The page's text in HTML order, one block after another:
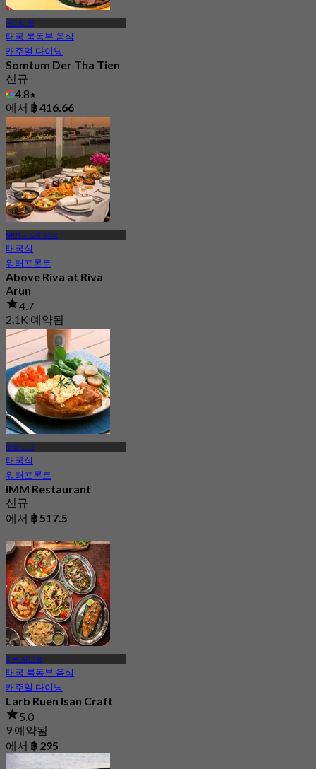
프라나콘
태국 북동부 음식
캐주얼 다이닝
Somtum Der Tha Tien
신규
4.8
에서 ฿ 416.66
MRT 사남차이역
태국식
워터프론트
Above Riva at Riva
Arun
4.7
2.1K 예약됨
에서
฿ 999
방콕노이
태국식
워터프론트
IMM Restaurant
신규
에서 ฿ 517.5
차란 사닛웡
태국 북동부 음식
캐주얼 다이닝
Larb Ruen Isan Craft
5.0
9 예약됨
에서 ฿ 295